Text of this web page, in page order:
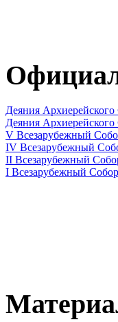
Деяния Архиерейского
Деяния
V Всезарубежный
IV Всезарубежный
II Всезарубежный
I Всезарубежный